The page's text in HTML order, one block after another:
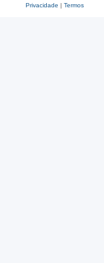
Privacidade | Termos